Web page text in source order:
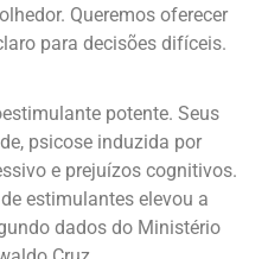
Queremos oferecer
para decisões difíceis.
potente. Seus
psicose induzida por
e prejuízos cognitivos.
estimulantes elevou a
dados do Ministério